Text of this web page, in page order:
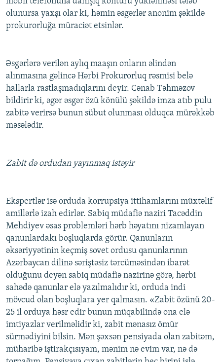
olunursa yaxşı olar ki, həmin əsgərlər anonim şəkildə
prokurorluğa müraciət etsinlər.
Əsgərlərə verilən aylıq maaşın onların əlindən
alınmasına gəlincə Hərbi Prokurorluq rəsmisi belə
hallarla rastlaşmadıqlarını deyir. Cənab Təhməzov
bildirir ki, əgər əsgər özü könülü şəkildə imza atıb pulu
zabitə verirsə bunun sübut olunması olduqca mürəkkəb
məsələdir.
Zabit də ordudan yayınmaq istəyir
Ekspertlər isə orduda korrupsiya ittihamlarını müxtəlif
amillərlə izah edirlər. Sabiq müdafiə naziri Tacəddin
Mehdiyev əsas problemləri hərb həyatını nizamlayan
qanunlardakı boşluqlarda görür. Qanunların
əksəriyyətinin keçmiş sovet ordusu qanunlarının
Azərbaycan dilinə səriştəsiz tərcüməsindən ibarət
olduğunu deyən sabiq müdafiə nazirinə görə, hərbi
sahədə qanunlar elə yazılmalıdır ki, orduda indi
mövcud olan boşluqlara yer qalmasın. «Zabit özünü 20-
25 il orduya həsr edir bunun müqabilində ona elə
imtiyazlar verilməlidir ki, zabit mənasız ömür
sürmədiyini bilsin. Mən şəxsən pensiyada olan zabitəm,
müharibə iştirakçısıyam, mənim nə evim var, nə də